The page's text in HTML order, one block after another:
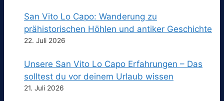
San Vito Lo Capo: Wanderung zu
prähistorischen Höhlen und antiker Geschichte
22. Juli 2026
Unsere San Vito Lo Capo Erfahrungen – Das
solltest du vor deinem Urlaub wissen
21. Juli 2026